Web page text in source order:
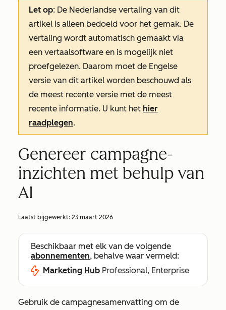
Let op: De Nederlandse vertaling van dit
artikel is alleen bedoeld voor het gemak. De
vertaling wordt automatisch gemaakt via
een vertaalsoftware en is mogelijk niet
proefgelezen. Daarom moet de Engelse
versie van dit artikel worden beschouwd als
de meest recente versie met de meest
recente informatie. U kunt het hier
raadplegen.
Genereer campagne-
inzichten met behulp van
AI
Laatst bijgewerkt: 23 maart 2026
Beschikbaar met elk van de volgende
abonnementen, behalve waar vermeld:
Marketing Hub Professional, Enterprise
Gebruik de campagnesamenvatting om de